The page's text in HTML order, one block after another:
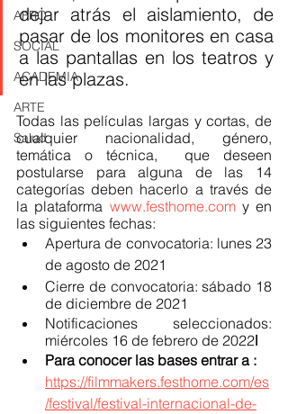
AFRO
SOCIAL
ACADEMIA
ARTE
Salud
dejar atrás el aislamiento, de
pasar de los monitores en casa
a las pantallas en los teatros y
en las plazas.
Todas las películas largas y cortas, de
cualquier nacionalidad, género,
temática o técnica,
que deseen
postularse para alguna de las 14
categorías deben hacerlo a través de
la plataforma www.festhome.com y en
las siguientes fechas:
Apertura de convocatoria: lunes 23
de agosto de 2021
Cierre de convocatoria: sábado 18
de diciembre de 2021
Notificaciones seleccionados:
miércoles 16 de febrero de 2022l
Para conocer las bases entrar a :
https://filmmakers.festhome.com/es
/festival/festival-internacional-de-